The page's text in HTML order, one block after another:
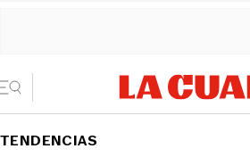
TENDENCIAS